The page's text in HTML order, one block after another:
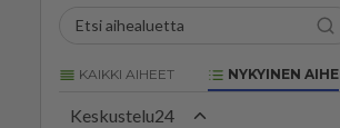
KAIKKI AIHEET NYKYINEN AIHE
Keskustelu24